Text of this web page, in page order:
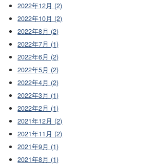
2022年12月 (2)
2022年10月 (2)
2022年8月 (2)
2022年7月 (1)
2022年6月 (2)
2022年5月 (2)
2022年4月 (2)
2022年3月 (1)
2022年2月 (1)
2021年12月 (2)
2021年11月 (2)
2021年9月 (1)
2021年8月 (1)